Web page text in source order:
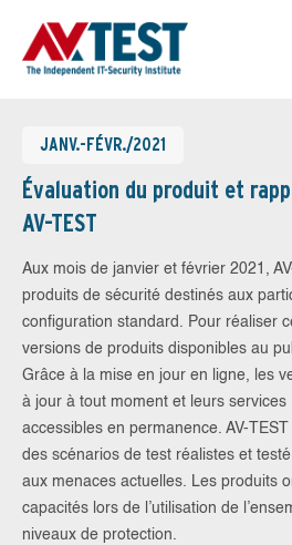
JANV.-FÉVR./2021
Évaluation du produit et
AV-TEST
Aux mois de janvier et février 2021,
produits de sécurité destinés aux
configuration standard. Pour réaliser
versions de produits disponibles au
Grâce à la mise en jour en ligne, les
à jour à tout moment et leurs
accessibles en permanence. AV-
des scénarios de test réalistes et
aux menaces actuelles. Les produits
capacités lors de l’utilisation de
niveaux de protection.